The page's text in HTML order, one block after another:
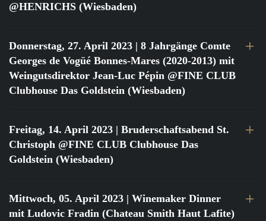
@HENRICHS (Wiesbaden)
Donnerstag, 27. April 2023 | 8 Jahrgänge Comte
Georges de Vogüé Bonnes-Mares (2020-2013) mit
Weingutsdirektor Jean-Luc Pépin @FINE CLUB
Clubhouse Das Goldstein (Wiesbaden)
Freitag, 14. April 2023 | Bruderschaftsabend St.
Christoph @FINE CLUB Clubhouse Das
Goldstein (Wiesbaden)
Mittwoch, 05. April 2023 | Winemaker Dinner
mit Ludovic Fradin (Chateau Smith Haut Lafite)